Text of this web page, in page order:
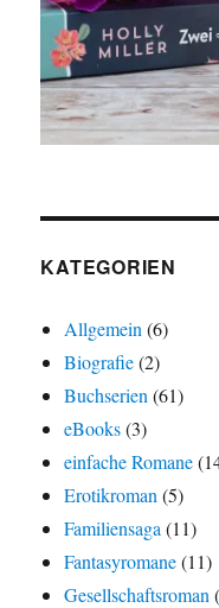
KATEGORIEN
Allgemein (6)
Biografie(2)
Buchserien (61)
eBooks(3)
einfache Romane
Erotikroman (5)
Familiensaga (11)
Fantasyromane(11)
Gesellschaftsroman